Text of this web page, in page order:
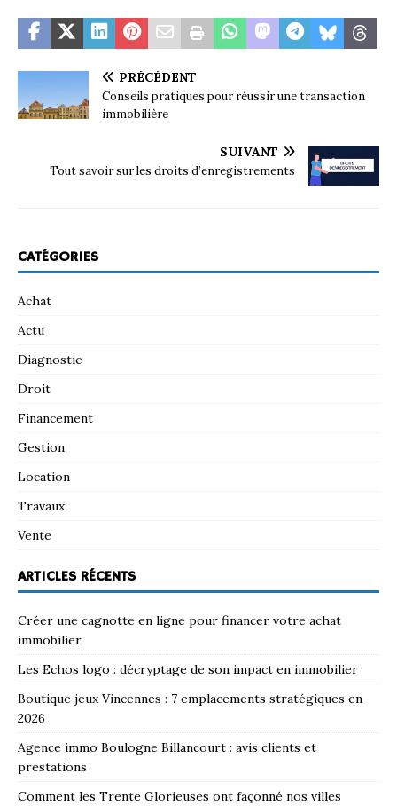
PRÉCÉDENT
Conseils pratiques pour réussir une transaction
immobilière
SUIVANT
Tout savoir sur les droits d’enregistrements
CATÉGORIES
Achat
Actu
Diagnostic
Droit
Financement
Gestion
Location
Travaux
Vente
ARTICLES RÉCENTS
Créer une cagnotte en ligne pour financer votre achat
immobilier
Les Echos logo : décryptage de son impact en immobilier
Boutique jeux Vincennes : 7 emplacements stratégiques en
2026
Agence immo Boulogne Billancourt : avis clients et
prestations
Comment les Trente Glorieuses ont façonné nos villes